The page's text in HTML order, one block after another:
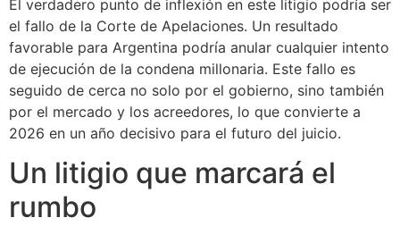
El verdadero punto de inflexión en este litigio podría ser
el fallo de la Corte de Apelaciones. Un resultado
favorable para Argentina podría anular cualquier intento
de ejecución de la condena millonaria. Este fallo es
seguido de cerca no solo por el gobierno, sino también
por el mercado y los acreedores, lo que convierte a
2026 en un año decisivo para el futuro del juicio.
Un litigio que marcará el
rumbo